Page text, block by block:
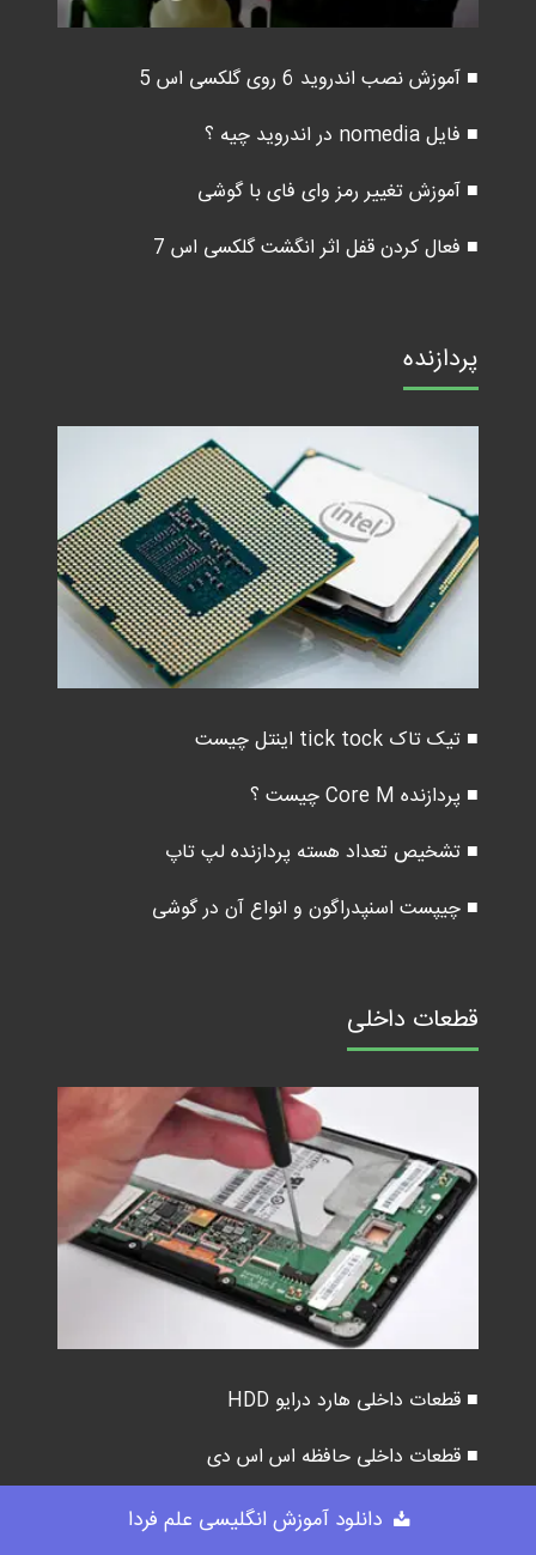
■ آموزش نصب اندروید 6 روی گلکسی اس 5
■ فایل nomedia در اندروید چیه ؟
■ آموزش تغییر رمز وای فای با گوشی
■ فعال کردن قفل اثر انگشت گلکسی اس 7
پردازنده
■ تیک تاک tick tock اینتل چیست
■ پردازنده Core M چیست ؟
■ تشخیص تعداد هسته پردازنده لپ تاپ
■ چیپست اسنپدراگون و انواع آن در گوشی
قطعات داخلی
■ قطعات داخلی هارد درایو HDD
■ قطعات داخلی حافظه اس اس دی
■ قطعات داخلی ایکس باکس 360
دانلود آموزش انگلیسی علم فردا